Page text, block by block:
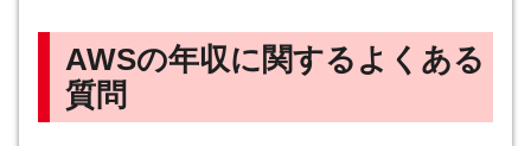
AWSの年収に関するよくある
質問